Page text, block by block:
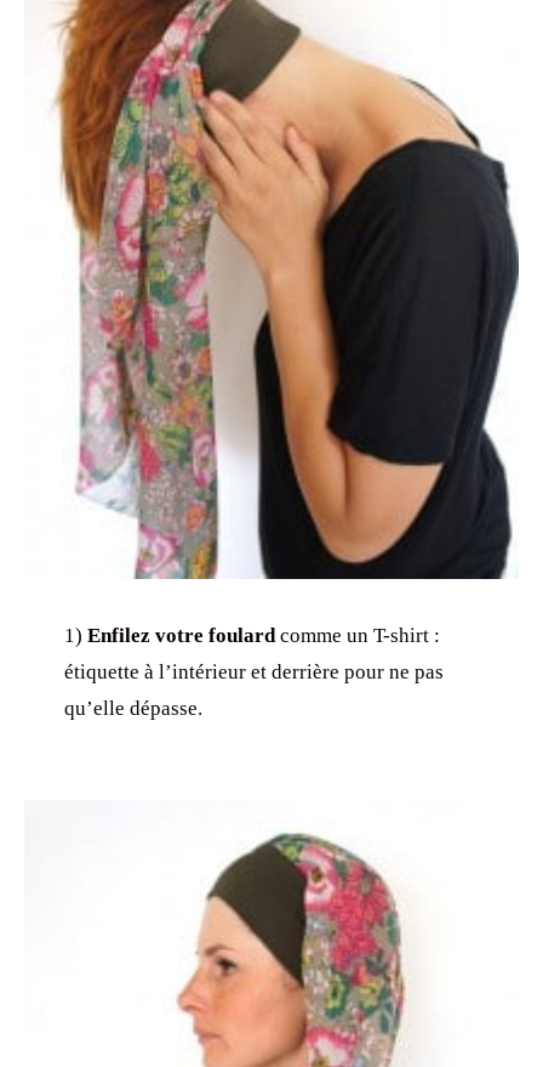
1) Enfilez votre foulardcomme un T-shirt :
étiquette à l’intérieur et derrière pour ne pas
qu’elle dépasse.